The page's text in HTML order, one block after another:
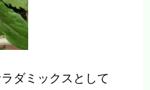
ダミックスとして